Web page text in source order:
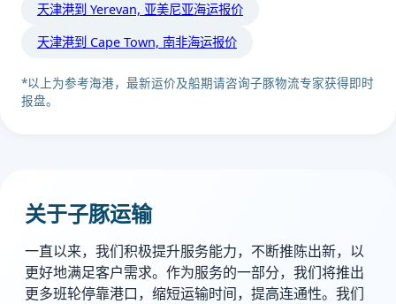
天津港到 Yerevan, 亚美尼亚海运报价
天津港到 Cape Town, 南非海运报价
*以上为参考海港，最新运价及船期请咨询子豚物流专家获得即时
报盘。
关于子豚运输
一直以来，我们积极提升服务能力，不断推陈出新，以
更好地满足客户需求。作为服务的一部分，我们将推出
更多班轮停靠港口，缩短运输时间，提高连通性。我们